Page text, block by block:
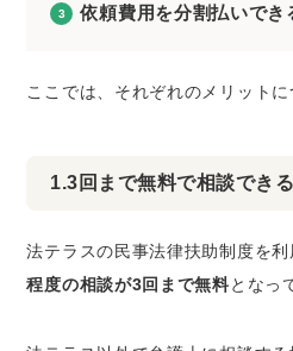
依頼費用を分割払いでき
ここでは、それぞれのメリットに
1.3回まで無料で相談できる
法テラスの民事法律扶助制度を利
程度の相談が3回まで無料となっ